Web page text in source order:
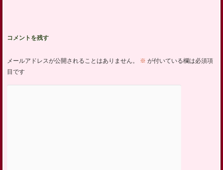
コメントを残す
メールアドレスが公開されることはありません。 ※ が付いている欄は必須項
目です